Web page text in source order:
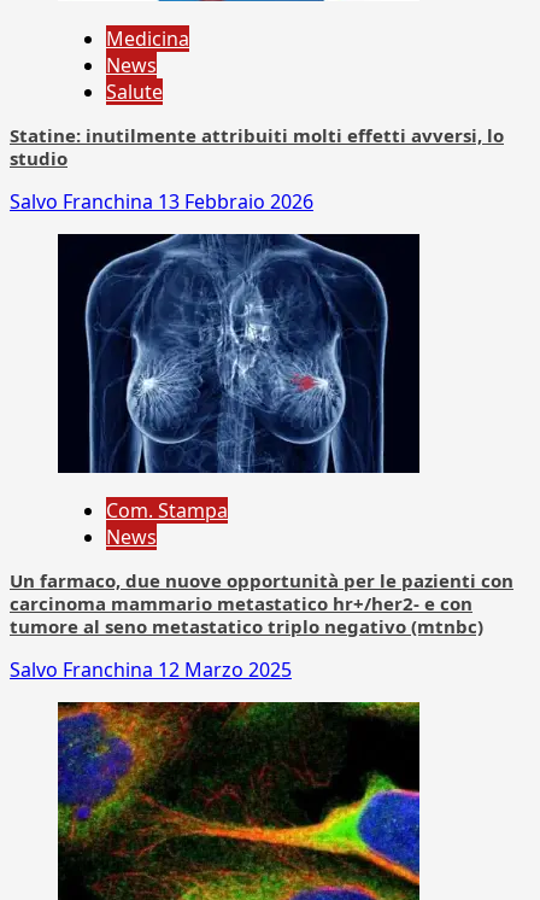
Medicina
News
Salute
Statine: inutilmente attribuiti molti effetti avversi, lo
studio
Salvo Franchina 13 Febbraio 2026
Com. Stampa
News
Un farmaco, due nuove opportunità per le pazienti con
carcinoma mammario metastatico hr+/her2- e con
tumore al seno metastatico triplo negativo (mtnbc)
Salvo Franchina 12 Marzo 2025